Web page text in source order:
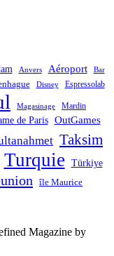
Anvers Aéroport Bar
Disney Espressolab
Magasinage Mardin
de Paris OutGames
Taksim
Turquie Türkiye
île Maurice
Magazine by